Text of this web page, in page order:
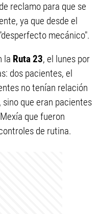
reclamo para que se
ya que desde el
mecánico".
la Ruta 23, el lunes por
dos pacientes, el
no tenían relación
que eran pacientes
que fueron
de rutina.